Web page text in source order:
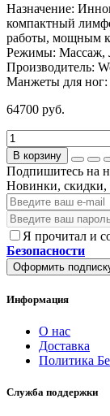
Назначение:
компактный
работы, мощным
Режимы: Массаж,
Производитель:
Манжеты для ног:
64700 руб.
В корзину
Подпишитесь на
Новинки, скидки,
Я прочитал и
Безопасности
Оформить
Информация
О нас
Доставка
Политика
Служба поддержки